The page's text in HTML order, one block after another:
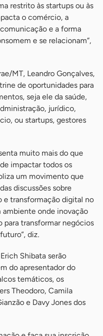
restrito às startups ou às
o comércio, a
e a forma
e se relacionam”,
MT, Leandro Gonçalves,
de oportunidades para
seja ele da saúde,
jurídico,
ou startups, gestores
muito mais do que
impactar todos os
um movimento que
discussões sobre
e transformação digital no
ambiente onde inovação
transformar negócios
diz.
Shibata serão
do apresentador do
temáticos, os
Theodoro, Camila
e Davy Jones dos